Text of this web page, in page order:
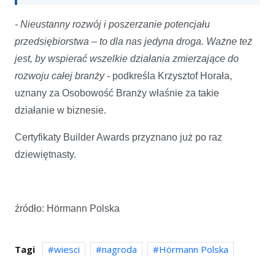
- Nieustanny rozwój i poszerzanie potencjału
przedsiębiorstwa – to dla nas jedyna droga. Ważne też
jest, by wspierać wszelkie działania zmierzające do
rozwoju całej branży - podkreśla Krzysztof Horała,
uznany za Osobowość Branży właśnie za takie
działanie w biznesie.
Certyfikaty Builder Awards przyznano już po raz
dziewiętnasty.
źródło: Hörmann Polska
Tagi wiesci nagroda
Hörmann Polska